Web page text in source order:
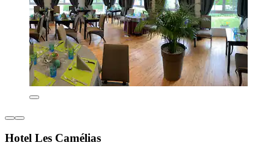
Hotel Les Camélias